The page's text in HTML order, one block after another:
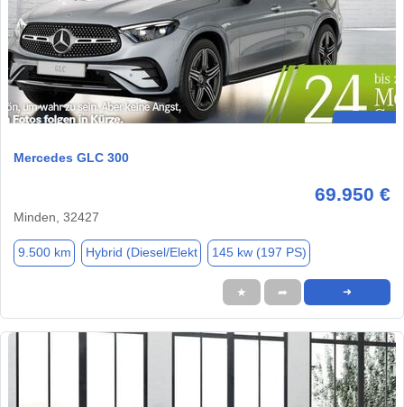
Mercedes GLC 300
69.950 €
Minden, 32427
9.500 km Hybrid (Diesel/Elekt 145 kw (197 PS)
★ ➦ ➜